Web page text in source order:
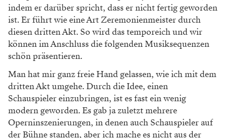
indem er darüber spricht, dass er nicht fertig geworden
ist. Er führt wie eine Art Zeremonienmeister durch
diesen dritten Akt. So wird das temporeich und wir
können im Anschluss die folgenden Musiksequenzen
schön präsentieren.
Man hat mir ganz freie Hand gelassen, wie ich mit dem
dritten Akt umgehe. Durch die Idee, einen
Schauspieler einzubringen, ist es fast ein wenig
modern geworden. Es gab ja zuletzt mehrere
Operninszenierungen, in denen auch Schauspieler auf
der Bühne standen, aber ich mache es nicht aus der